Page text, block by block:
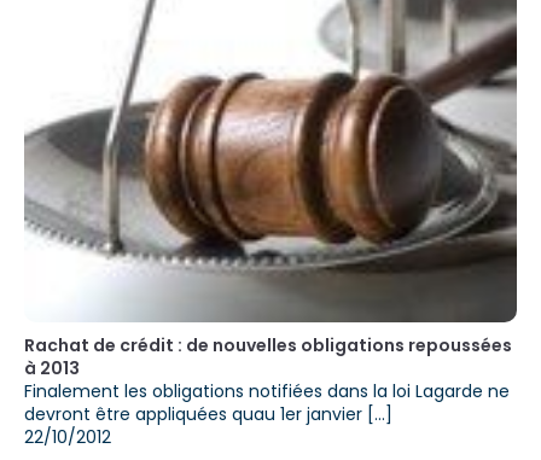
Rachat de crédit : de nouvelles obligations repoussées
à 2013
Finalement les obligations notifiées dans la loi Lagarde ne
devront être appliquées quau 1er janvier [...]
22/10/2012